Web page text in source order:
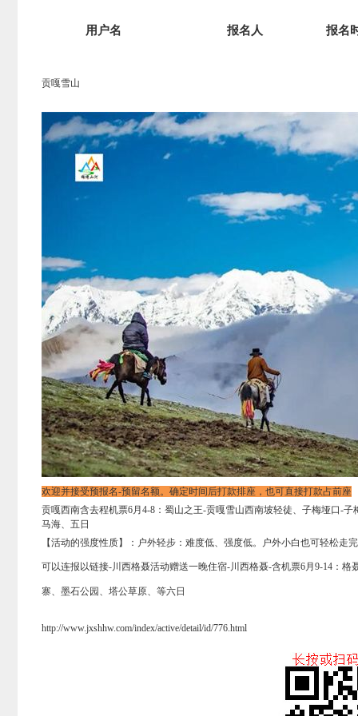
用户名 报名人 报名
贡嘎雪山
欢迎并接受预报名-预留名额。确定时间后打款排座，也可直接打款占前座
贡嘎西南含去程机票6月4-8：蜀山之王-贡嘎雪山西南坡轻徒、子梅垭口-
马海、五日
【活动的强度性质】：户外轻步：难度低、强度低。户外小白也可轻松走
可以连报以链接-川西格聂活动赠送一晚住宿-川西格聂-含机票6月9-14：
寨、墨石公园、塔公草原、等六日
http://www.jxshhw.com/index/active/detail/id/776.html